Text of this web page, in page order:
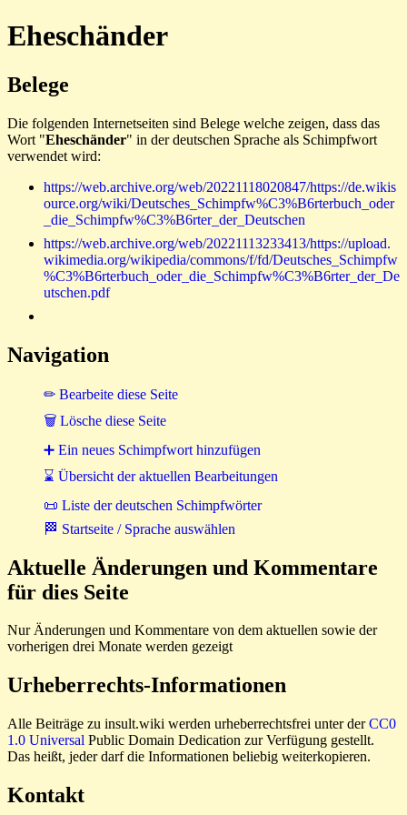
Eheschänder
Belege
Die folgenden Internetseiten sind Belege welche zeigen, dass das
Wort "Eheschänder" in der deutschen Sprache als Schimpfwort
verwendet wird:
https://web.archive.org/web/20221118020847/https://de.wikis
ource.org/wiki/Deutsches_Schimpfw%C3%B6rterbuch_oder
_die_Schimpfw%C3%B6rter_der_Deutschen
https://web.archive.org/web/20221113233413/https://upload.
wikimedia.org/wikipedia/commons/f/fd/Deutsches_Schimpfw
%C3%B6rterbuch_oder_die_Schimpfw%C3%B6rter_der_De
utschen.pdf
Navigation
✏ Bearbeite diese Seite
🗑 Lösche diese Seite
➕ Ein neues Schimpfwort hinzufügen
⌛ Übersicht der aktuellen Bearbeitungen
📜 Liste der deutschen Schimpfwörter
🏁 Startseite / Sprache auswählen
Aktuelle Änderungen und Kommentare
für dies Seite
Nur Änderungen und Kommentare von dem aktuellen sowie der
vorherigen drei Monate werden gezeigt
Urheberrechts-Informationen
Alle Beiträge zu insult.wiki werden urheberrechtsfrei unter derCC0
1.0 Universal Public Domain Dedication zur Verfügung gestellt.
Das heißt, jeder darf die Informationen beliebig weiterkopieren.
Kontakt